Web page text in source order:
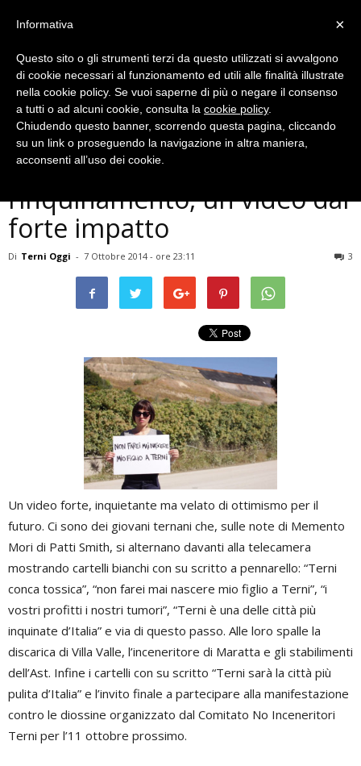
Cronaca
Terni, giovani contro
l’inquinamento, un video dal
forte impatto
Di Terni Oggi - 7 Ottobre 2014 - ore 23:11 3
Un video forte, inquietante ma velato di ottimismo per il
futuro. Ci sono dei giovani ternani che, sulle note di Memento
Mori di Patti Smith, si alternano davanti alla telecamera
mostrando cartelli bianchi con su scritto a pennarello: “Terni
conca tossica”, “non farei mai nascere mio figlio a Terni”, “i
vostri profitti i nostri tumori”, “Terni è una delle città più
inquinate d’Italia” e via di questo passo. Alle loro spalle la
discarica di Villa Valle, l’inceneritore di Maratta e gli stabilimenti
dell’Ast. Infine i cartelli con su scritto “Terni sarà la città più
pulita d’Italia” e l’invito finale a partecipare alla manifestazione
contro le diossine organizzato dal Comitato No Inceneritori
Terni per l’11 ottobre prossimo.
×
Informativa
Questo sito o gli strumenti terzi da questo utilizzati si avvalgono
di cookie necessari al funzionamento ed utili alle finalità illustrate
nella cookie policy. Se vuoi saperne di più o negare il consenso
a tutti o ad alcuni cookie, consulta la cookie policy.
Chiudendo questo banner, scorrendo questa pagina, cliccando
su un link o proseguendo la navigazione in altra maniera,
acconsenti all’uso dei cookie.